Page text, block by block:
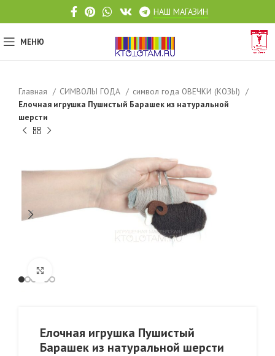
НАШ МАГАЗИН
МЕНЮ
Главная СИМВОЛЫ ГОДА
символ года ОВЕЧКИ (КОЗЫ)
Елочная игрушка Пушистый Барашек из натуральной
шерсти
Елочная игрушка Пушистый
Барашек из натуральной шерсти